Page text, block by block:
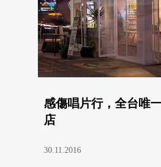
感傷唱片行，全台唯
店
30.11.2016